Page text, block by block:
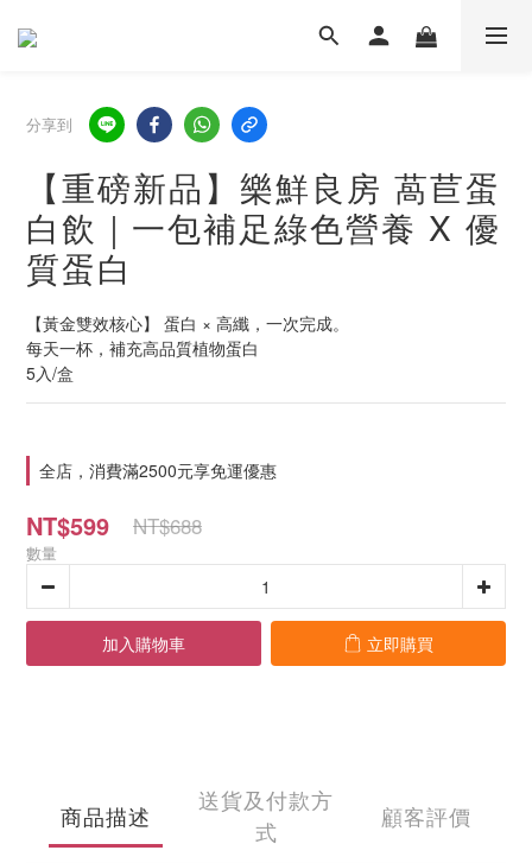
分享到
【重磅新品】樂鮮良房 萵苣蛋
白飲｜一包補足綠色營養 X 優
質蛋白
【黃金雙效核心】 蛋白 × 高纖，一次完成。
每天一杯，補充高品質植物蛋白
5入/盒
全店，消費滿2500元享免運優惠
NT$599 NT$688
數量
加入購物車 立即購買
商品描述
送貨及付款方
式
顧客評價